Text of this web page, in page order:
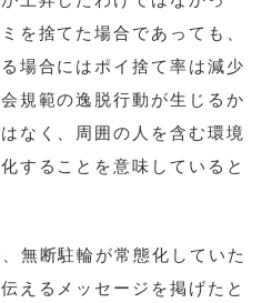
を捨てた場合であっても、
場合にはポイ捨て率は減少
規範の逸脱行動が生じるか
なく、周囲の人を含む環境
することを意味していると
無断駐輪が常態化していた
えるメッセージを掲げたと